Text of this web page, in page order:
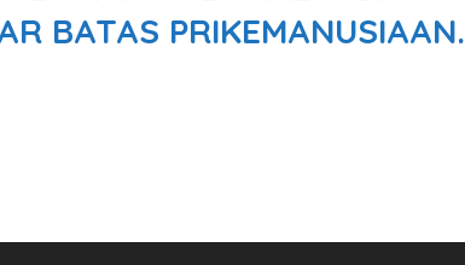
BATAS PRIKEMANUSIAAN.